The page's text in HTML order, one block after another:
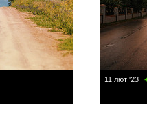
11 лют '23